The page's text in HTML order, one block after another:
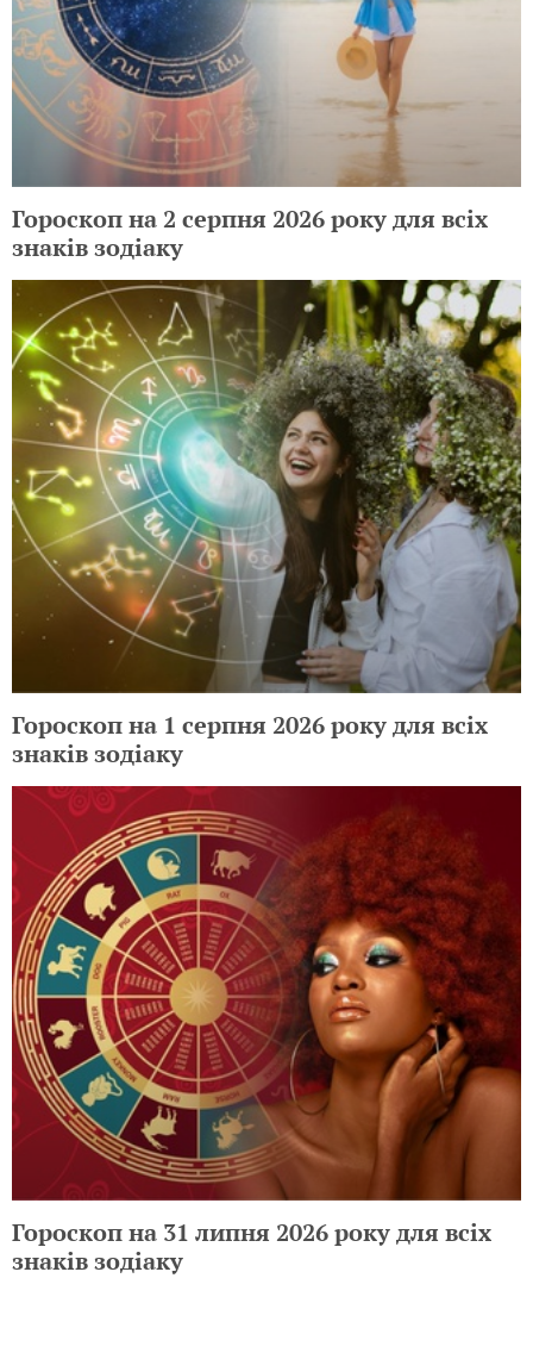
Гороскоп на 2 серпня 2026 року для всіх
знаків зодіаку
Гороскоп на 1 серпня 2026 року для всіх
знаків зодіаку
Гороскоп на 31 липня 2026 року для всіх
знаків зодіаку